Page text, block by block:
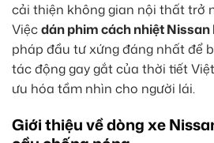
cải thiện không gian nội thất trở
Việcdán phim cách nhiệt Nissan
pháp đầu tư xứng đáng nhất để
tác động gay gắt của thời tiết
ưu hóa tầm nhìn cho người lái.
Giới thiệu về dòng xe